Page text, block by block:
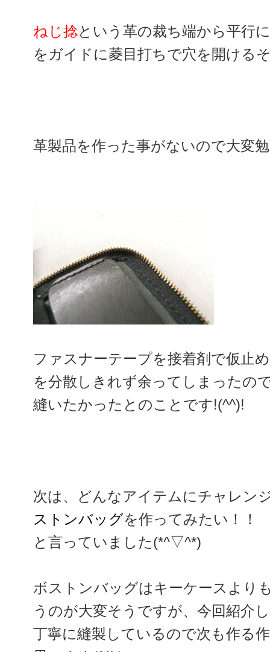
ねじ捻という革の裁ち端から平行
をガイドに菱目打ちで穴を開ける
革製品を作った事がないので大変
ファスナーテープを接着剤で仮止
を分散しきれず余ってしまったの
縫いたかったとのことです!(^^)!
次は、どんなアイテムにチャレン
ストンバッグを作ってみたい！！
と言っていました(*^▽^*)
ボストンバッグはキーケースより
うのが大変そうですが、今回紹介
丁寧に縫製しているので次も作る